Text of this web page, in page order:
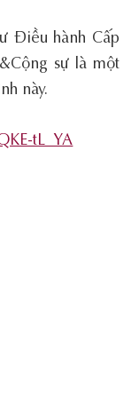
Điều hành Cấp
sự là một
này.
tL_YA